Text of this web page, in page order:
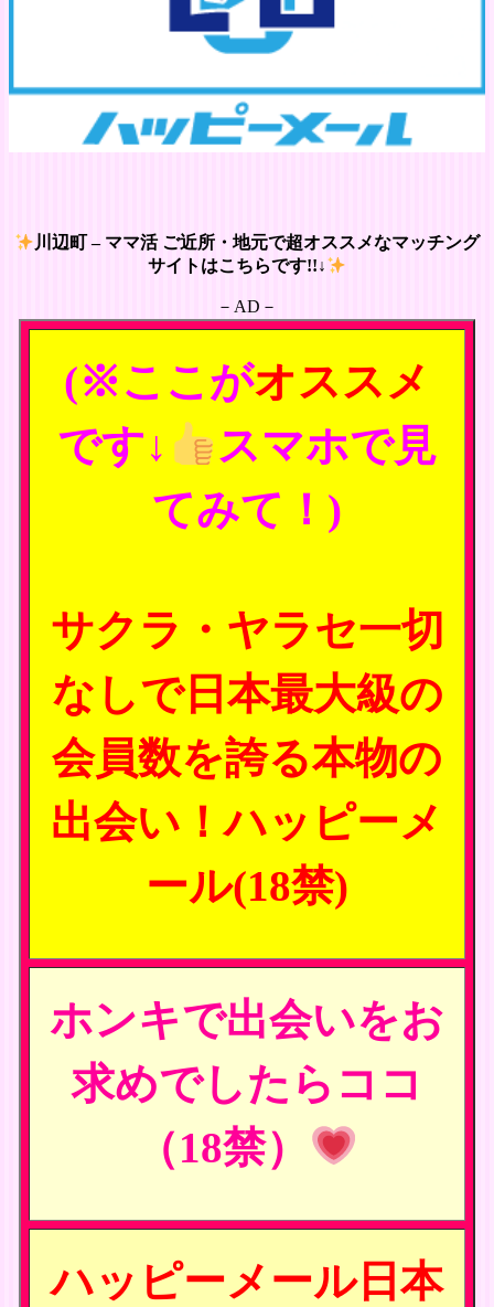
川辺町 – ママ活 ご近所・地元で超オススメなマッチング
サイトはこちらです!!↓
－AD－
(※ここがオススメ
です↓
スマホで見
てみて！)
サクラ・ヤラセ一切
なしで日本最大級の
会員数を誇る本物の
出会い！ハッピーメ
ール(18禁)
ホンキで出会いをお
求めでしたらココ
（18禁）
ハッピーメール日本